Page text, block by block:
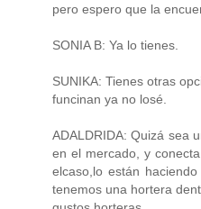
pero espero que la
SONIA B: Ya lo tienes.
SUNIKA: Tienes otras
funcinan ya no losé.
ADALDRIDA: Quizá sea
en el mercado, y
elcaso,lo están
tenemos una hortera